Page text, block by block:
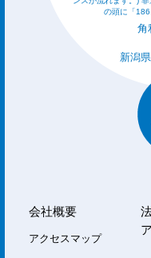
の頭に「186
角
新潟
会社概要
アクセスマップ